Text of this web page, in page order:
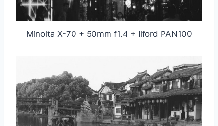
Minolta X-70 + 50mm f1.4 + Ilford PAN100